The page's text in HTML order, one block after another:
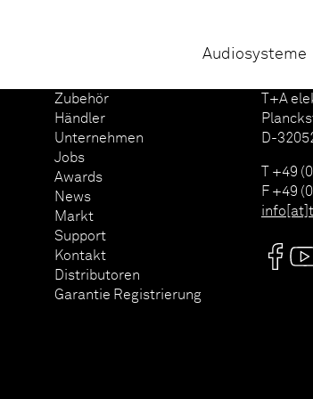
Audiosysteme
Zubehör
Händler
Unternehmen
Jobs
Awards
News
Markt
Support
Kontakt
Distributoren
Garantie Registrierung
T+A
D-
T +49
F +49